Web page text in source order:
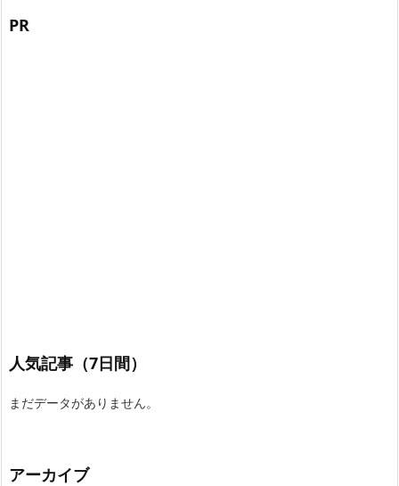
PR
人気記事（7日間）
まだデータがありません。
アーカイブ